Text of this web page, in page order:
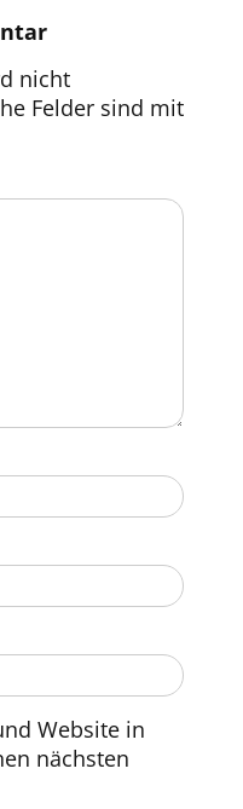
nicht
Felder sind mit
Website in
nächsten